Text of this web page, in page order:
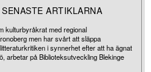
SENASTE ARTIKLARNA
kulturbyråkrat med regional
men har svårt att släppa
i synnerhet efter att ha ägnat
arbetar på Biblioteksutveckling Blekinge